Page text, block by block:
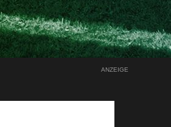
ANZEIGE